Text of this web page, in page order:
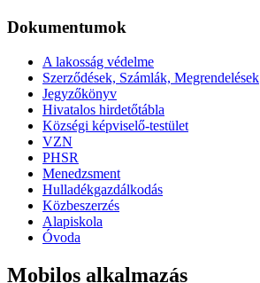
Dokumentumok
A lakosság védelme
Szerződések, Számlák, Megrendelések
Jegyzőkönyv
Hivatalos hirdetőtábla
Községi képviselő-testület
VZN
PHSR
Menedzsment
Hulladékgazdálkodás
Közbeszerzés
Alapiskola
Óvoda
Mobilos alkalmazás